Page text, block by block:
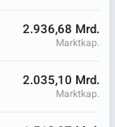
2.936,68 Mrd.
Marktkap.
2.035,10 Mrd.
Marktkap.